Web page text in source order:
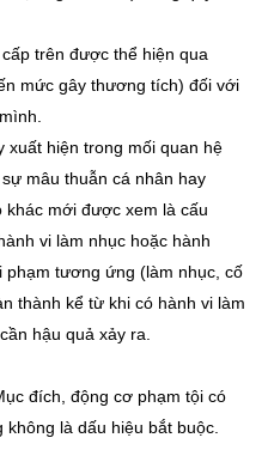
trên được thể hiện qua
mức gây thương tích) đối với
xuất hiện trong mối quan hệ
mâu thuẫn cá nhân hay
khác mới được xem là cấu
vi làm nhục hoặc hành
phạm tương ứng (làm nhục, cố
thành kể từ khi có hành vi làm
hậu quả xảy ra.
đích, động cơ phạm tội có
là dấu hiệu bắt buộc.